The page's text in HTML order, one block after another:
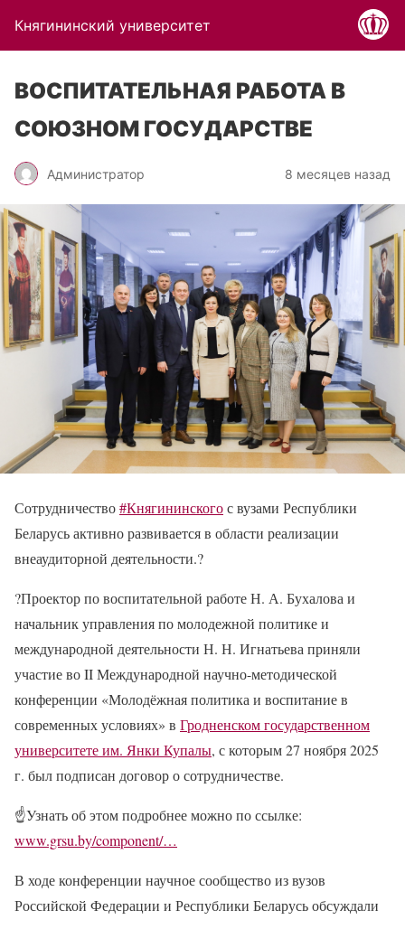
Княгининский университет
ВОСПИТАТЕЛЬНАЯ РАБОТА В
СОЮЗНОМ ГОСУДАРСТВЕ
Администратор 8 месяцев назад
Сотрудничество#Княгининскогос вузами Республики
Беларусь активно развивается в области реализации
внеаудиторной деятельности.?
?Проектор по воспитательной работе Н. А. Бухалова и
начальник управления по молодежной политике и
международной деятельности Н. Н. Игнатьева приняли
участие во II Международной научно-методической
конференции «Молодёжная политика и воспитание в
современных условиях» в Гродненском государственном
университете им. Янки Купалы, с которым 27 ноября 2025
г. был подписан договор о сотрудничестве.
☝Узнать об этом подробнее можно по ссылке:
www.grsu.by/component/…
В ходе конференции научное сообщество из вузов
Российской Федерации и Республики Беларусь обсуждали